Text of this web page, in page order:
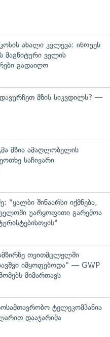
ახალი კვლევა: ინოუეს
მაგნიტური ველის
გადაიღო
მზის სიკვდილს? —
მზია ამაღლობელის
საჩივარი
"ყალბი შინაარსი იქმნება,
უარყოფითი გარემოა
თვითმცლელში
იმყოფებოდა" — GWP
მიმართავს
ტელეკომპანია
დააჯარიმა